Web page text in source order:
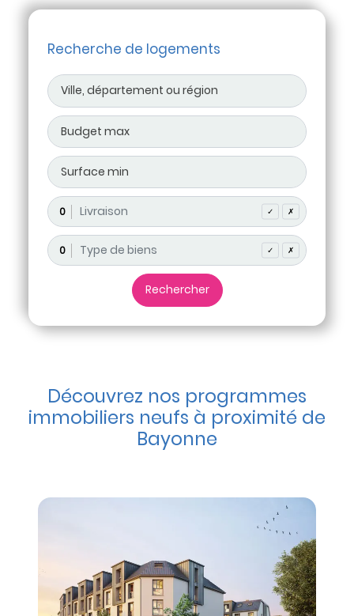
Recherche de logements
0 ✓ ✗
0 ✓ ✗
Découvrez nos programmes
immobiliers neufs à proximité de
Bayonne